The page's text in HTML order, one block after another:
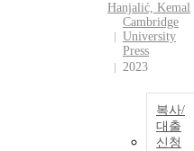
Hanjalić, Kemal
Cambridge
University
Press
2023
복사/
대출
신청